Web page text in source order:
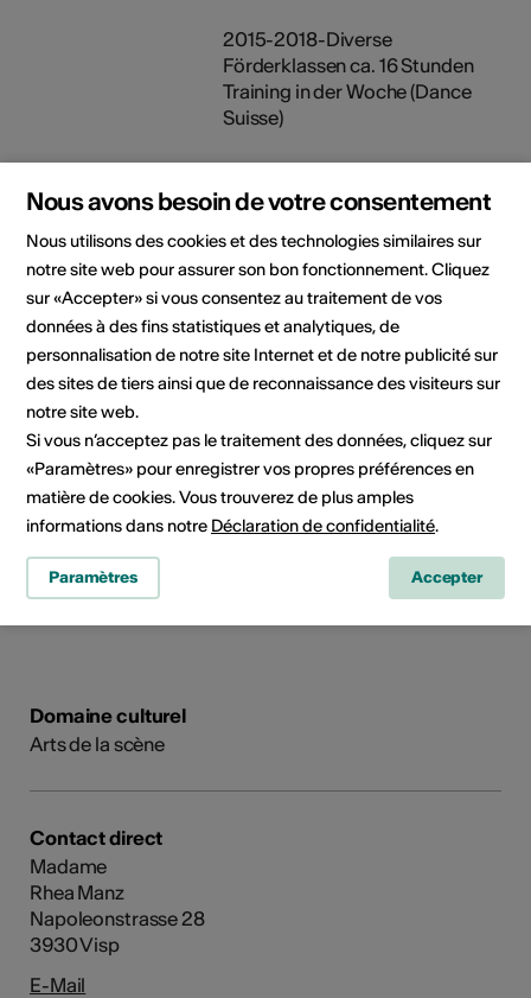
2015-2018-Diverse
Förderklassen ca. 16 Stunden
Training in der Woche (Dance
Suisse)
2015-2021-Tanzlehrerin für Hip-
Hop (3-6 Klasse/6-
Showdance und Kindertanz/
Tanzfabrik/Mobile
Susten/SVKT Ried Brig
2004-2021- Diverse
Tanzstunden in Kinderballett,
Zeitgenössisch, Hip-Hop,
Breakdance, Popping, House,
Dancehall
2018- Leiterkurs Jugen und
Sport für Kinder und für
Domaine culturel
Arts de la scène
Contact direct
Madame
Rhea Manz
Napoleonstrasse 28
3930 Visp
E-Mail
Nous avons besoin de votre consentement
Nous utilisons des cookies et des technologies similaires sur
notre site web pour assurer son bon fonctionnement. Cliquez
sur «Accepter» si vous consentez au traitement de vos
données à des fins statistiques et analytiques, de
personnalisation de notre site Internet et de notre publicité sur
des sites de tiers ainsi que de reconnaissance des visiteurs sur
notre site web.
Si vous n’acceptez pas le traitement des données, cliquez sur
«Paramètres» pour enregistrer vos propres préférences en
matière de cookies. Vous trouverez de plus amples
informations dans notre Déclaration de confidentialité.
Paramètres Accepter